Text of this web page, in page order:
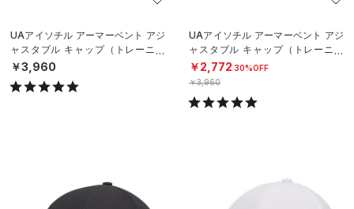
UAアイソチル アーマーベント アジ
ャスタブル キャップ（トレーニン
グ/MEN）
￥3,960
UAアイソチル アーマーベント アジ
ャスタブル キャップ（トレーニン
グ/MEN）
￥2,772 30%OFF
￥3,960